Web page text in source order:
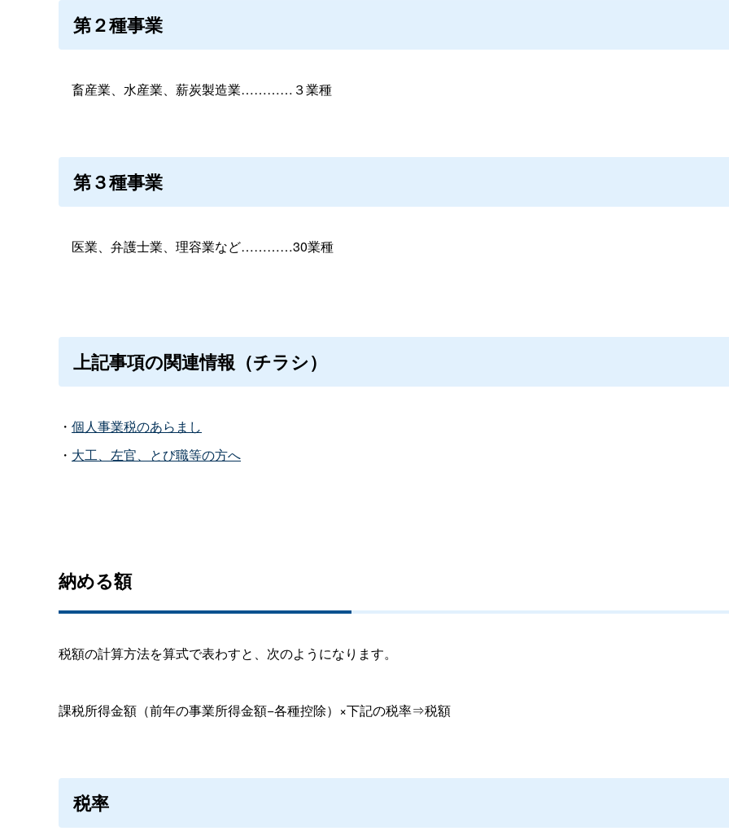
第２種事業
畜産業、水産業、薪炭製造業…………３業種
第３種事業
医業、弁護士業、理容業など…………30業種
上記事項の関連情報（チラシ）
・ 個人事業税のあらまし
・ 大工、左官、とび職等の方へ
納める額
税額の計算方法を算式で表わすと、次のようになります。
課税所得金額（前年の事業所得金額−各種控除）×下記の税率⇒税額
税率